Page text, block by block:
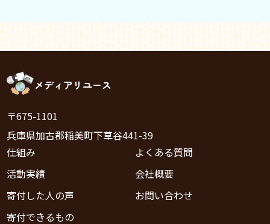
メディアリユース
〒675-1101
兵庫県加古郡稲美町下草谷441-39
仕組み
活動実績
寄付した人の声
寄付できるもの
よくある質問
会社概要
お問い合わせ